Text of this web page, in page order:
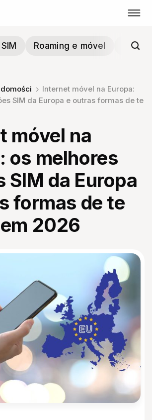
Roaming e móvel
Internet móvel na Europa:
SIM da Europa e outras formas de te
móvel na
os melhores
SIM da Europa
formas de te
2026